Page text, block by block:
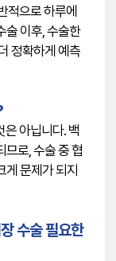
적으로 하루에
술 이후, 수술한
정확하게 예측
은 아닙니다. 백
므로, 수술 중 협
문제가 되지
수술 필요한